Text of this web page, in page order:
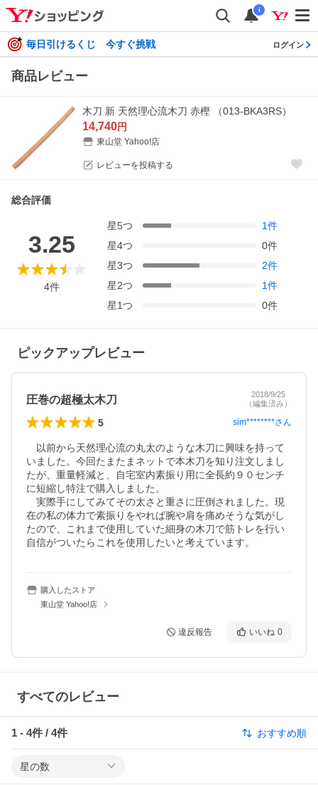
i
毎日引けるくじ 今すぐ挑戦 ログイン
商品レビュー
木刀 新 天然理心流木刀 赤樫 （013-BKA3RS）
14,740円
東山堂 Yahoo!店
レビューを投稿する
総合評価
3.25
4件
星5つ 1件
星4つ 0件
星3つ 2件
星2つ 1件
星1つ 0件
ピックアップレビュー
圧巻の超極太木刀
2018/9/25
（編集済み）
5 sim********さん
以前から天然理心流の丸太のような木刀に興味を持って
いました。今回たまたまネットで本木刀を知り注文しまし
たが、重量軽減と、自宅室内素振り用に全長約９０センチ
に短縮し特注で購入しました。
実際手にしてみてその太さと重さに圧倒されました。現
在の私の体力で素振りをやれば腕や肩を痛めそうな気がし
たので、これまで使用していた細身の木刀で筋トレを行い
自信がついたらこれを使用したいと考えています。
購入したストア
東山堂 Yahoo!店
違反報告 いいね 0
すべてのレビュー
1 - 4件 / 4件 おすすめ順
星の数